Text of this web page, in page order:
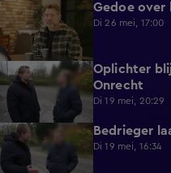
1:29 Gedoe
Di 26 mei, 17:00
5:52
Oplichter
Onrecht
Di 19 mei, 20:29
0:54 Bedrieger
Di 19 mei, 16:34